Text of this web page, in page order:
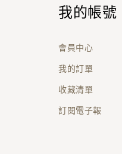
我的帳號
會員中心
我的訂單
收藏清單
訂閱電子報